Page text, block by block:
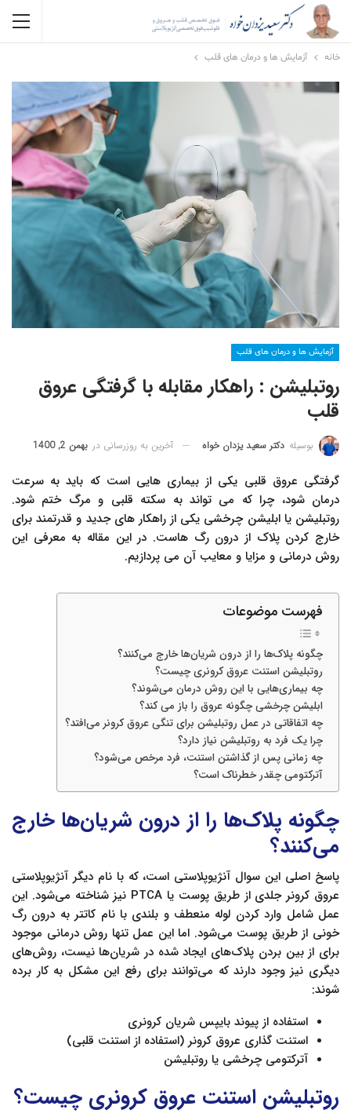
خانه آزمایش ها و درمان های قلب
آزمایش ها و درمان های قلب
روتبلیشن : راهکار مقابله با گرفتگی عروق
قلب
بوسیله دکتر سعید یزدان خواه آخرین به روزرسانی در بهمن 2, 1400
گرفتگی عروق قلبی یکی از بیماری هایی است که باید به سرعت
درمان شود، چرا که می تواند به سکته قلبی و مرگ ختم شود.
روتبلیشن یا ابلیشن چرخشی یکی از راهکار های جدید و قدرتمند برای
خارج کردن پلاک از درون رگ هاست. در این مقاله به معرفی این
روش درمانی و مزایا و معایب آن می پردازیم.
فهرست موضوعات
چگونه پلاک‌ها را از درون شریان‌ها خارج می‌کنند؟
روتبلیشن استنت عروق کرونری چیست؟
چه بیماری‌هایی با این روش درمان می‌شوند؟
ابلیشن چرخشی چگونه عروق را باز می کند؟
چه اتفاقاتی در عمل روتبلیشن برای تنگی عروق کرونر می‌افتد؟
چرا یک فرد به روتبلیشن نیاز دارد؟
چه زمانی پس از گذاشتن استنت، فرد مرخص می‌شود؟
آترکتومی چقدر خطرناک است؟
چگونه پلاک‌ها را از درون شریان‌ها خارج
می‌کنند؟
پاسخ اصلی این سوال آنژیوپلاستی است، که با نام دیگر آنژیوپلاستی
عروق کرونر جلدی از طریق پوست یا PTCA نیز شناخته می‌شود. این
عمل شامل وارد کردن لوله منعطف و بلندی با نام کاتتر به درون رگ
خونی از طریق پوست می‌شود. اما این عمل تنها روش درمانی موجود
برای از بین بردن پلاک‌های ایجاد شده در شریان‌ها نیست، روش‌های
دیگری نیز وجود دارند که می‌توانند برای رفع این مشکل به کار برده
شوند:
استفاده از پیوند بایپس شریان کرونری
استنت گذاری عروق کرونر (استفاده از استنت قلبی)
آترکتومی چرخشی یا روتبلیشن
روتبلیشن استنت عروق کرونری چیست؟